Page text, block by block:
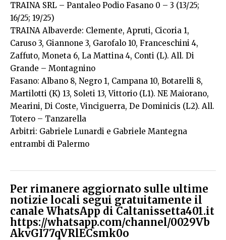
TRAINA SRL – Pantaleo Podio Fasano 0 – 3 (13/25;
16/25; 19/25)
TRAINA Albaverde: Clemente, Apruti, Cicoria 1,
Caruso 3, Giannone 3, Garofalo 10, Franceschini 4,
Zaffuto, Moneta 6, La Mattina 4, Conti (L). All. Di
Grande – Montagnino
Fasano: Albano 8, Negro 1, Campana 10, Botarelli 8,
Martilotti (K) 13, Soleti 13, Vittorio (L1). NE Maiorano,
Mearini, Di Coste, Vinciguerra, De Dominicis (L2). All.
Totero – Tanzarella
Arbitri: Gabriele Lunardi e Gabriele Mantegna
entrambi di Palermo
Per rimanere aggiornato sulle ultime
notizie locali segui gratuitamente il
canale WhatsApp di Caltanissetta401.it
https://whatsapp.com/channel/0029Vb
AkvGI77qVRlECsmk0o